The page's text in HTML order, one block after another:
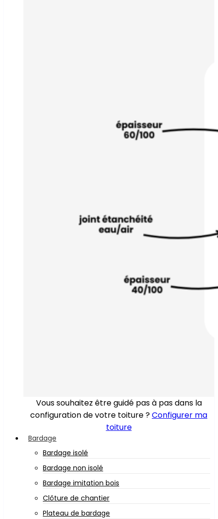
Vous souhaitez être guidé pas à pas dans la
configuration de votre toiture ?Configurer ma
toiture
Bardage
Bardage isolé
Bardage non isolé
Bardage imitation bois
Clôture de chantier
Plateau de bardage